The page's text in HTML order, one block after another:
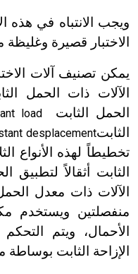
ويجب الانتباه في هذه
الاختبار قصيرة وغليظة
يمكن تصنيف آلات
الآلات ذات الحمل
الحمل الثابت
load
الثابتdesplacement
تخطيطاً لهذه الأنواع
الثابت أثقالاً
الآلات ذات معدل
منفصلتين ويستخدم
الأحمال، ويتم
الإزاحة الثابت بوساطة